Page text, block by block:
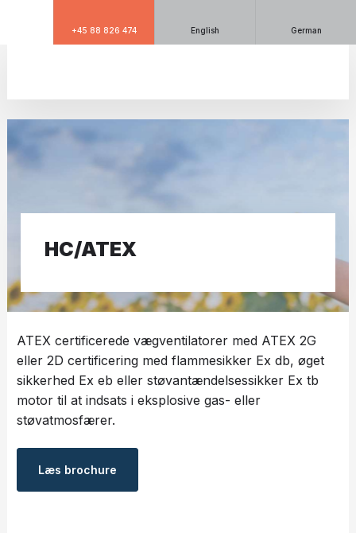
+45 88 826 474 English German
HC/ATEX​
ATEX certificerede vægventilatorer med ATEX 2G
eller 2D certificering med flammesikker Ex db, øget
sikkerhed Ex eb eller støvantændelsessikker Ex tb
motor til at indsats i eksplosive gas- eller
støvatmosfærer.
Læs ​brochure